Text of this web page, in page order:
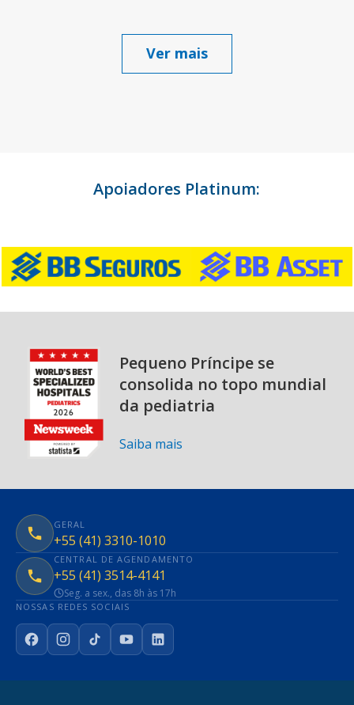
Ver mais
Apoiadores Platinum:
Pequeno Príncipe se
consolida no topo mundial
da pediatria
Saiba mais
GERAL
+55 (41) 3310-1010
CENTRAL DE AGENDAMENTO
+55 (41) 3514-4141
Seg. a sex., das 8h às 17h
NOSSAS REDES SOCIAIS
FacebookInstagram
TikTokYouTubeLinkedIn